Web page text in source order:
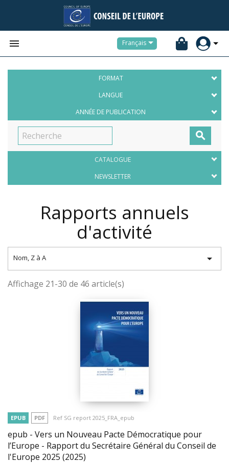
 Français
FORMAT
LANGUE
ANNÉE DE PUBLICATION

CATALOGUE
NEWSLETTER
Rapports annuels
d'activité
Nom, Z à A 
Affichage 21-30 de 46 article(s)
EPUB PDF Ref SG report 2025_FRA_epub
epub - Vers un Nouveau Pacte Démocratique pour
l’Europe - Rapport du Secrétaire Général du Conseil de
l'Europe 2025 (2025)